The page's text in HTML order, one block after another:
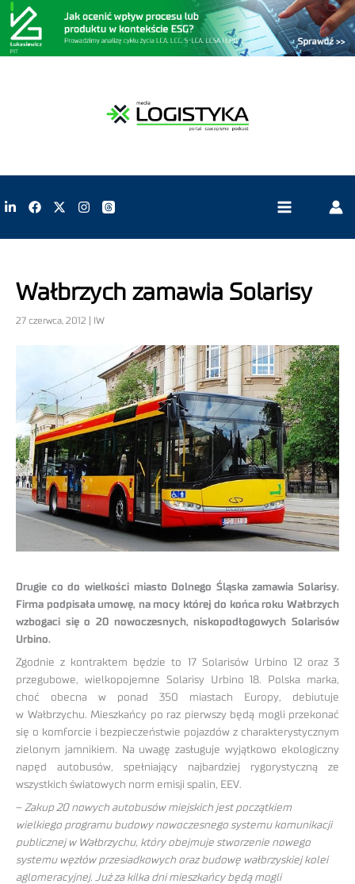
Wałbrzych zamawia Solarisy
27 czerwca, 2012 | IW
Drugie co do wielkości miasto Dolnego Śląska zamawia Solarisy.
Firma podpisała umowę, na mocy której do końca roku Wałbrzych
wzbogaci się o 20 nowoczesnych, niskopodłogowych Solarisów
Urbino.
Zgodnie z kontraktem będzie to 17 Solarisów Urbino 12 oraz 3
przegubowe, wielkopojemne Solarisy Urbino 18. Polska marka,
choć obecna w ponad 350 miastach Europy, debiutuje
w Wałbrzychu. Mieszkańcy po raz pierwszy będą mogli przekonać
się o komforcie i bezpieczeństwie pojazdów z charakterystycznym
zielonym jamnikiem. Na uwagę zasługuje wyjątkowo ekologiczny
napęd autobusów, spełniający najbardziej rygorystyczną ze
wszystkich światowych norm emisji spalin, EEV.
– Zakup 20 nowych autobusów miejskich jest początkiem
wielkiego programu budowy nowoczesnego systemu komunikacji
publicznej w Wałbrzychu, który obejmuje stworzenie nowego
systemu węzłów przesiadkowych oraz budowę wałbrzyskiej kolei
aglomeracyjnej. Już za kilka dni mieszkańcy będą mogli